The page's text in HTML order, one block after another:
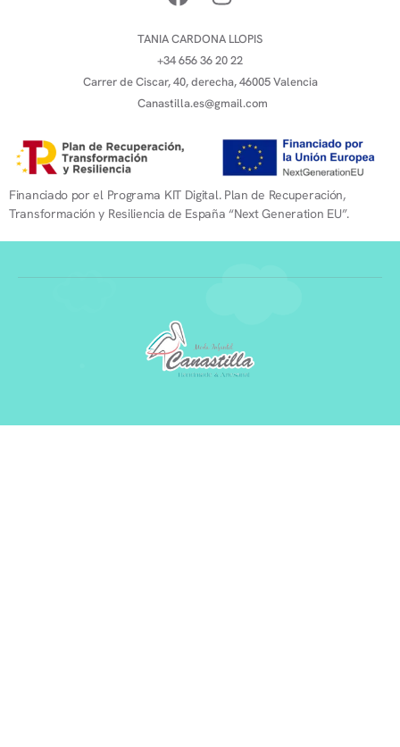
TANIA CARDONA LLOPIS
+34 656 36 20 22
Carrer de Ciscar, 40, derecha, 46005 Valencia
Canastilla.es@gmail.com
Financiado por el Programa KIT Digital. Plan de Recuperación,
Transformación y Resiliencia de España “Next Generation EU”.